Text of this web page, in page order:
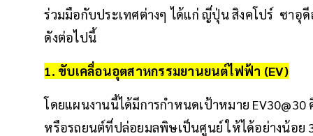
ร่วมมือกับประเทศต่างๆ ได้แก่ ญี่ปุ่น สิงคโปร์ ซาอุ
ดังต่อไปนี้
1. ขับเคลื่อนอุตสาหกรรมยานยนต์ไฟฟ้า (EV)
โดยแผนงานนี้ได้มีการกำหนดเป้าหมาย EV30@30
หรือรถยนต์ที่ปล่อยมลพิษเป็นศูนย์ ให้ได้อย่างน้อย